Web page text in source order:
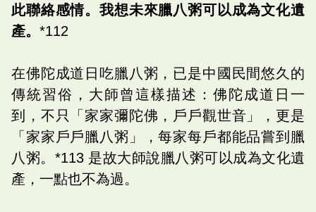
此聯絡感情。我想未來臘八粥可以成為文化遺
產。 *112
在佛陀成道日吃臘八粥，已是中國民間悠久的
傳統習俗，大師曾這樣描述：佛陀成道日一
到，不只「家家彌陀佛，戶戶觀世音」，更是
「家家戶戶臘八粥」，每家每戶都能品嘗到臘
八粥。*113 是故大師說臘八粥可以成為文化遺
產，一點也不為過。